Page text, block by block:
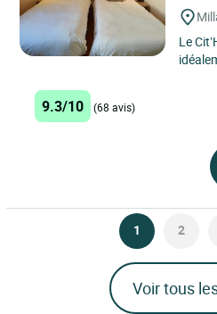
Le
9.3/10 (68 avis)
1 2
Voir tous